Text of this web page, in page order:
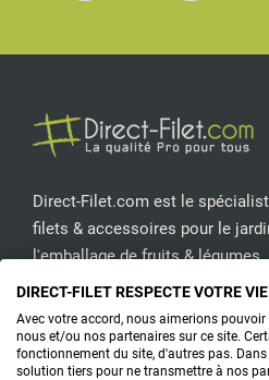
Direct-Filet.com est le
filets & accessoires pour le
l'emballage de fruits &
DIRECT-FILET RESPECTE VOTRE
Avec votre accord, nous aimerions
nous et/ou nos partenaires sur ce site.
fonctionnement du site, d'autres pas.
solution tiers pour ne transmettre à nos